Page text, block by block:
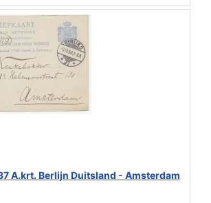
A.krt. Berlijn Duitsland - Amsterdam